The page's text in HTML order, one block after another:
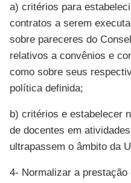
a) critérios para
contratos a serem
sobre pareceres do
relativos a convênios e
como sobre seus
política definida;
b) critérios e estabelecer
de docentes em
ultrapassem o âmbito da
4- Normalizar a